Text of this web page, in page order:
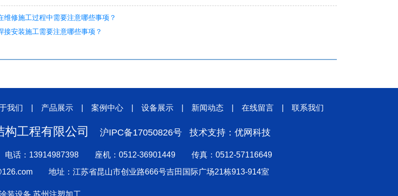
维修施工过程中需要注意哪些事项？
接安装施工需要注意哪些事项？
我们 产品展示 案例中心 设备展示 新闻动态 在线留言 联系我们
构工程有限公司 沪IPC备17050826号 技术支持： 优网科技
话：13914987398 座机：0512-36901449 传真：0512-57116649
地址：江苏省昆山市创业路666号吉田国际广场21栋913-914室
装设备 苏州注塑加工